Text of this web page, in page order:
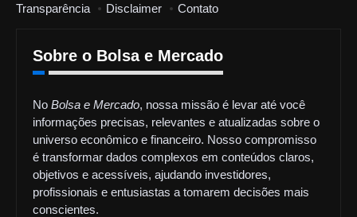
Transparência
Disclaimer Contato
Sobre o Bolsa e Mercado
No Bolsa e Mercado, nossa missão é levar até você
informações precisas, relevantes e atualizadas sobre o
universo econômico e financeiro. Nosso compromisso
é transformar dados complexos em conteúdos claros,
objetivos e acessíveis, ajudando investidores,
profissionais e entusiastas a tomarem decisões mais
conscientes.